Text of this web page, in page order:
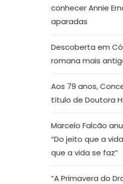
conhecer Annie
aparadas
Descoberta em
romana mais
Aos 79 anos,
título de Doutora
Marcelo Falcão
“Do jeito que a
que a vida se faz”
“A Primavera do